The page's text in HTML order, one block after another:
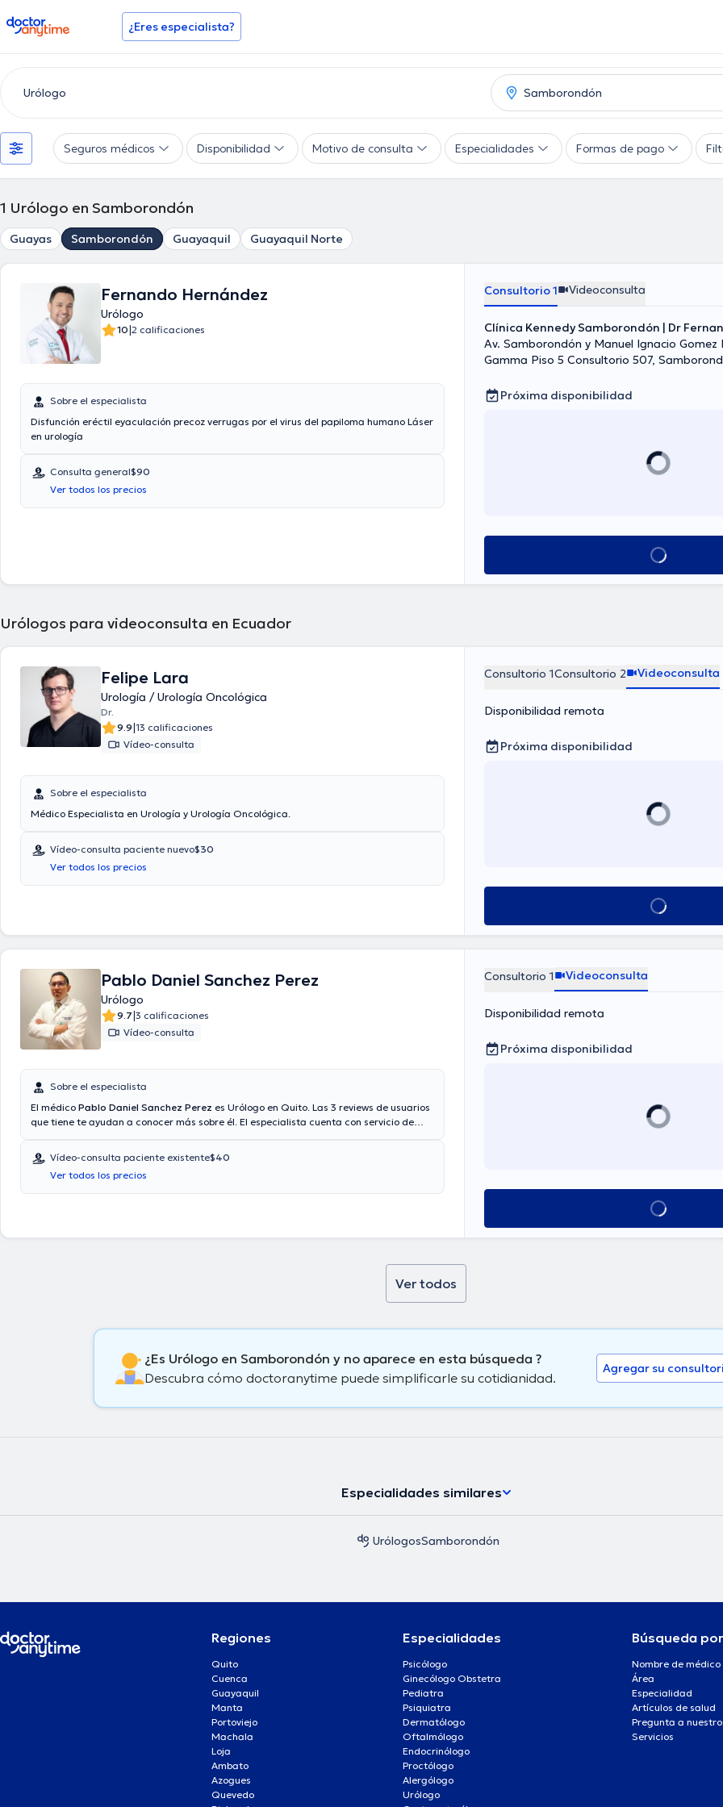
doctoranytime ¿Eres especialista?
Seguros médicos Disponibilidad Motivo de consulta Especialidades Formas de pago
1 Urólogo en Samborondón
Guayas Samborondón Guayaquil Guayaquil Norte
Fernando Hernández
Urólogo
10|2 calificaciones
Sobre el especialista
Disfunción eréctil eyaculación precoz verrugas por el virus del papiloma humano Láser
en urología
Consulta general$90
Ver todos los precios
Consultorio 1 Videoconsulta
Clínica Kennedy Samborondón | Dr
Av. Samborondón y Manuel Ignacio Gomez Lince , Torre
Gamma Piso 5 Consultorio 507,
Próxima disponibilidad
Ver más horarios
Urólogos para videoconsulta en Ecuador
Felipe Lara
Urología / Urología Oncológica
Dr.
9.9|13 calificaciones
Vídeo-consulta
Sobre el especialista
Médico Especialista en Urología y Urología Oncológica.
Vídeo-consulta paciente nuevo$30
Ver todos los precios
Consultorio 1Consultorio 2 Videoconsulta
Disponibilidad remota
Próxima disponibilidad
Ver más horarios
Pablo Daniel Sanchez Perez
Urólogo
9.7|3 calificaciones
Vídeo-consulta
Sobre el especialista
El médico Pablo Daniel Sanchez Perez es Urólogo en Quito. Las 3 reviews de usuarios
que tiene te ayudan a conocer más sobre él. El especialista cuenta con servicio de
Consulta privada, Cruz blanca medicina prepagada son aceptadas.
Vídeo-consulta paciente existente$40
Ver todos los precios
Consultorio 1 Videoconsulta
Disponibilidad remota
Próxima disponibilidad
Ver más horarios
Ver todos
¿Es Urólogo en Samborondón y no aparece en esta búsqueda ?
Descubra cómo doctoranytime puede simplificarle su cotidianidad.
Agregar su
Especialidades similares
UrólogosSamborondón
Regiones
Quito
Cuenca
Guayaquil
Manta
Portoviejo
Machala
Loja
Ambato
Azogues
Quevedo
Especialidades
Psicólogo
Ginecólogo Obstetra
Pediatra
Psiquiatra
Dermatólogo
Oftalmólogo
Endocrinólogo
Proctólogo
Alergólogo
Urólogo
Búsqueda por
Nombre de médico
Área
Especialidad
Artículos de salud
Pregunta a
Servicios